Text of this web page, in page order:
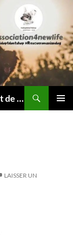
4newlife-Association de Protection et de défense animale. Loi de 1908
LAISSER UN